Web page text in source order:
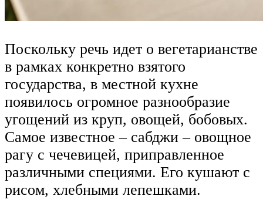
Поскольку речь идет о вегетарианстве
в рамках конкретно взятого
государства, в местной кухне
появилось огромное разнообразие
угощений из круп, овощей, бобовых.
Самое известное – сабджи – овощное
рагу с чечевицей, приправленное
различными специями. Его кушают с
рисом, хлебными лепешками.